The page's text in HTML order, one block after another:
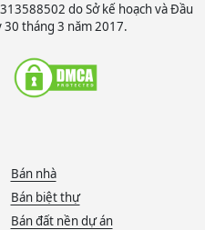
do Sở kế hoạch và Đầu
30 tháng 3 năm 2017.
Bán nhà
Bán biệt thự
Bán đất nền dự án